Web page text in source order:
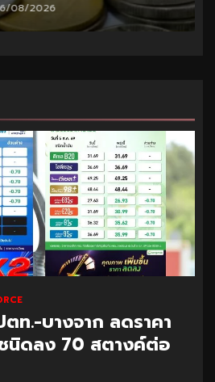
ตท.-บางจาก ลดราคา
นิดลง 70 สตางค์ต่อ